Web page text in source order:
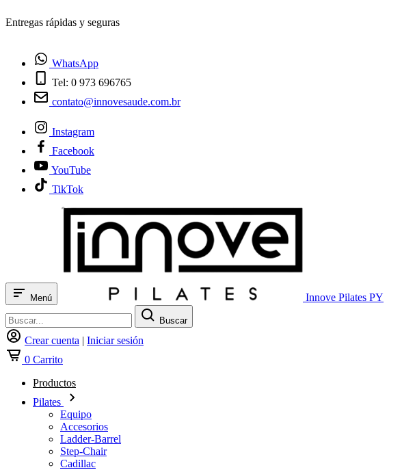
¿Tienes dudas? Habla con nosotros
WhatsApp
Tel: 0 973 696765
contato@innovesaude.com.br
Instagram
Facebook
YouTube
TikTok
Menú Innove Pilates PY
Buscar
Crear cuenta | Iniciar sesión
0 Carrito
Productos
Pilates
Equipo
Accesorios
Ladder-Barrel
Step-Chair
Cadillac